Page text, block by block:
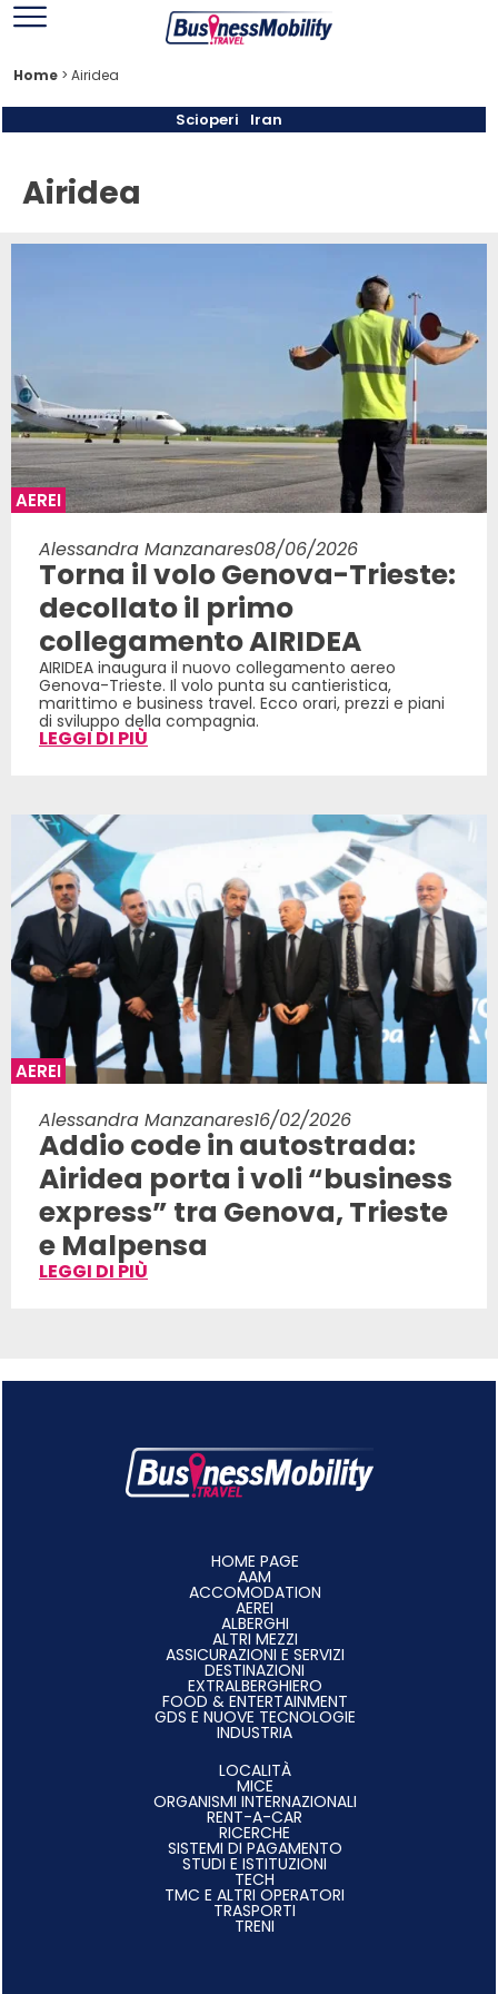
Home > Airidea
Scioperi Iran
Airidea
AEREI
Alessandra Manzanares08/06/2026
Torna il volo Genova-Trieste:
decollato il primo
collegamento AIRIDEA
AIRIDEA inaugura il nuovo collegamento aereo
Genova-Trieste. Il volo punta su cantieristica,
marittimo e business travel. Ecco orari, prezzi e piani
di sviluppo della compagnia.
LEGGI DI PIÙ
AEREI
Alessandra Manzanares16/02/2026
Addio code in autostrada:
Airidea porta i voli “business
express” tra Genova, Trieste
e Malpensa
LEGGI DI PIÙ
HOME PAGE
AAM
ACCOMODATION
AEREI
ALBERGHI
ALTRI MEZZI
ASSICURAZIONI E SERVIZI
DESTINAZIONI
EXTRALBERGHIERO
FOOD & ENTERTAINMENT
GDS E NUOVE TECNOLOGIE
INDUSTRIA
LOCALITÀ
MICE
ORGANISMI INTERNAZIONALI
RENT-A-CAR
RICERCHE
SISTEMI DI PAGAMENTO
STUDI E ISTITUZIONI
TECH
TMC E ALTRI OPERATORI
TRASPORTI
TRENI